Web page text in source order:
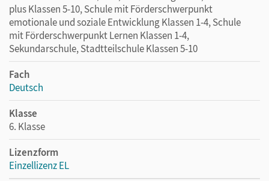
plus Klassen 5-10, Schule mit Förderschwerpunkt
emotionale und soziale Entwicklung Klassen 1-4, Schule
mit Förderschwerpunkt Lernen Klassen 1-4,
Sekundarschule, Stadtteilschule Klassen 5-10
Fach
Deutsch
Klasse
6. Klasse
Lizenzform
Einzellizenz EL